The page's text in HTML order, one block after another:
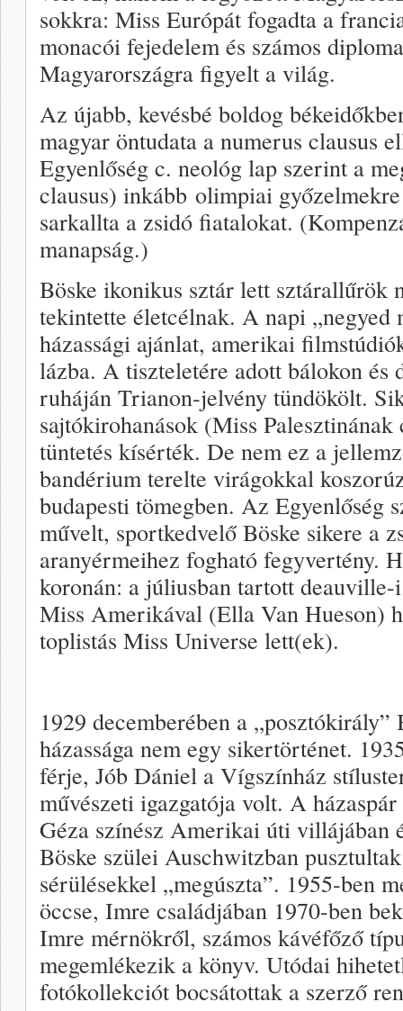
sokkra: Miss Európát fogadta a
monacói fejedelem és számos
Magyarországra figyelt a világ.
Az újabb, kevésbé boldog
magyar öntudata a numerus clausus
Egyenlőség c. neológ lap szerint a
clausus) inkább olimpiai
sarkallta a zsidó fiatalokat.
manapság.)
Böske ikonikus sztár lett sztárallűrök
tekintette életcélnak. A napi „negyed
házassági ajánlat, amerikai
lázba. A tiszteletére adott bálokon és
ruháján Trianon-jelvény tündökölt.
sajtókirohanások (Miss
tüntetés kísérték. De nem ez a
bandérium terelte virágokkal
budapesti tömegben. Az Egyenlőség
művelt, sportkedvelő Böske sikere a
aranyérmeihez fogható fegyvertény.
koronán: a júliusban tartott
Miss Amerikával (Ella Van Hueson)
toplistás Miss Universe lett(ek).
1929 decemberében a
házassága nem egy sikertörténet.
férje, Jób Dániel a Vígszínház
művészeti igazgatója volt. A
Géza színész Amerikai úti villájában
Böske szülei Auschwitzban
sérülésekkel „megúszta”. 1955-ben
öccse, Imre családjában 1970-ben
Imre mérnökről, számos kávéfőző
megemlékezik a könyv. Utódai
fotókollekciót bocsátottak a szerző